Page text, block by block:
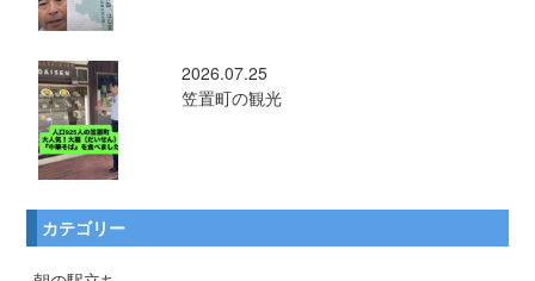
2026.07.25
笠置町の観光
カテゴリー